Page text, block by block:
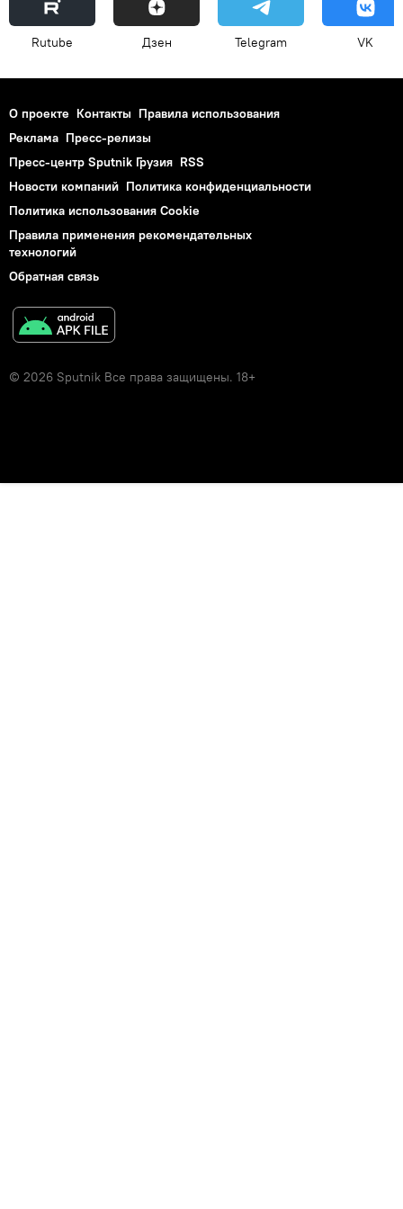
Rutube Дзен Telegram VK
О проекте Контакты Правила использования
Реклама Пресс-релизы
Пресс-центр Sputnik Грузия RSS
Новости компаний Политика конфиденциальности
Политика использования Cookie
Правила применения рекомендательных
технологий
Обратная связь
© 2026 Sputnik Все права защищены. 18+